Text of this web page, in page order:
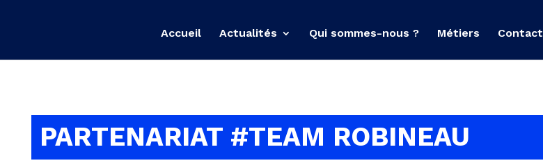
Accueil Actualités Qui sommes-nous ? Métiers Contact
PARTENARIAT #TEAM ROBINEAU